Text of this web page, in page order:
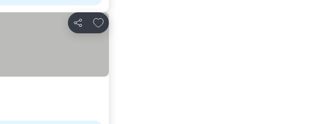
Condividi
Aggiungi ai preferiti